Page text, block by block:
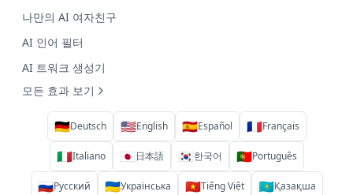
나만의 AI 여자친구
AI 인어 필터
AI 트워크 생성기
모든 효과 보기
🇩🇪Deutsch 🇺🇸English 🇪🇸Español 🇫🇷Français
🇮🇹Italiano 🇯🇵日本語 🇰🇷한국어 🇵🇹Português
🇷🇺Русский 🇺🇦Українська 🇻🇳Tiếng Việt 🇰🇿Қазақша